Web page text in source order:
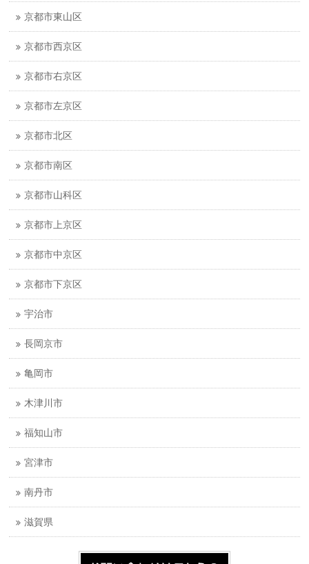
京都市東山区
京都市西京区
京都市右京区
京都市左京区
京都市北区
京都市南区
京都市山科区
京都市上京区
京都市中京区
京都市下京区
宇治市
長岡京市
亀岡市
木津川市
福知山市
宮津市
南丹市
滋賀県